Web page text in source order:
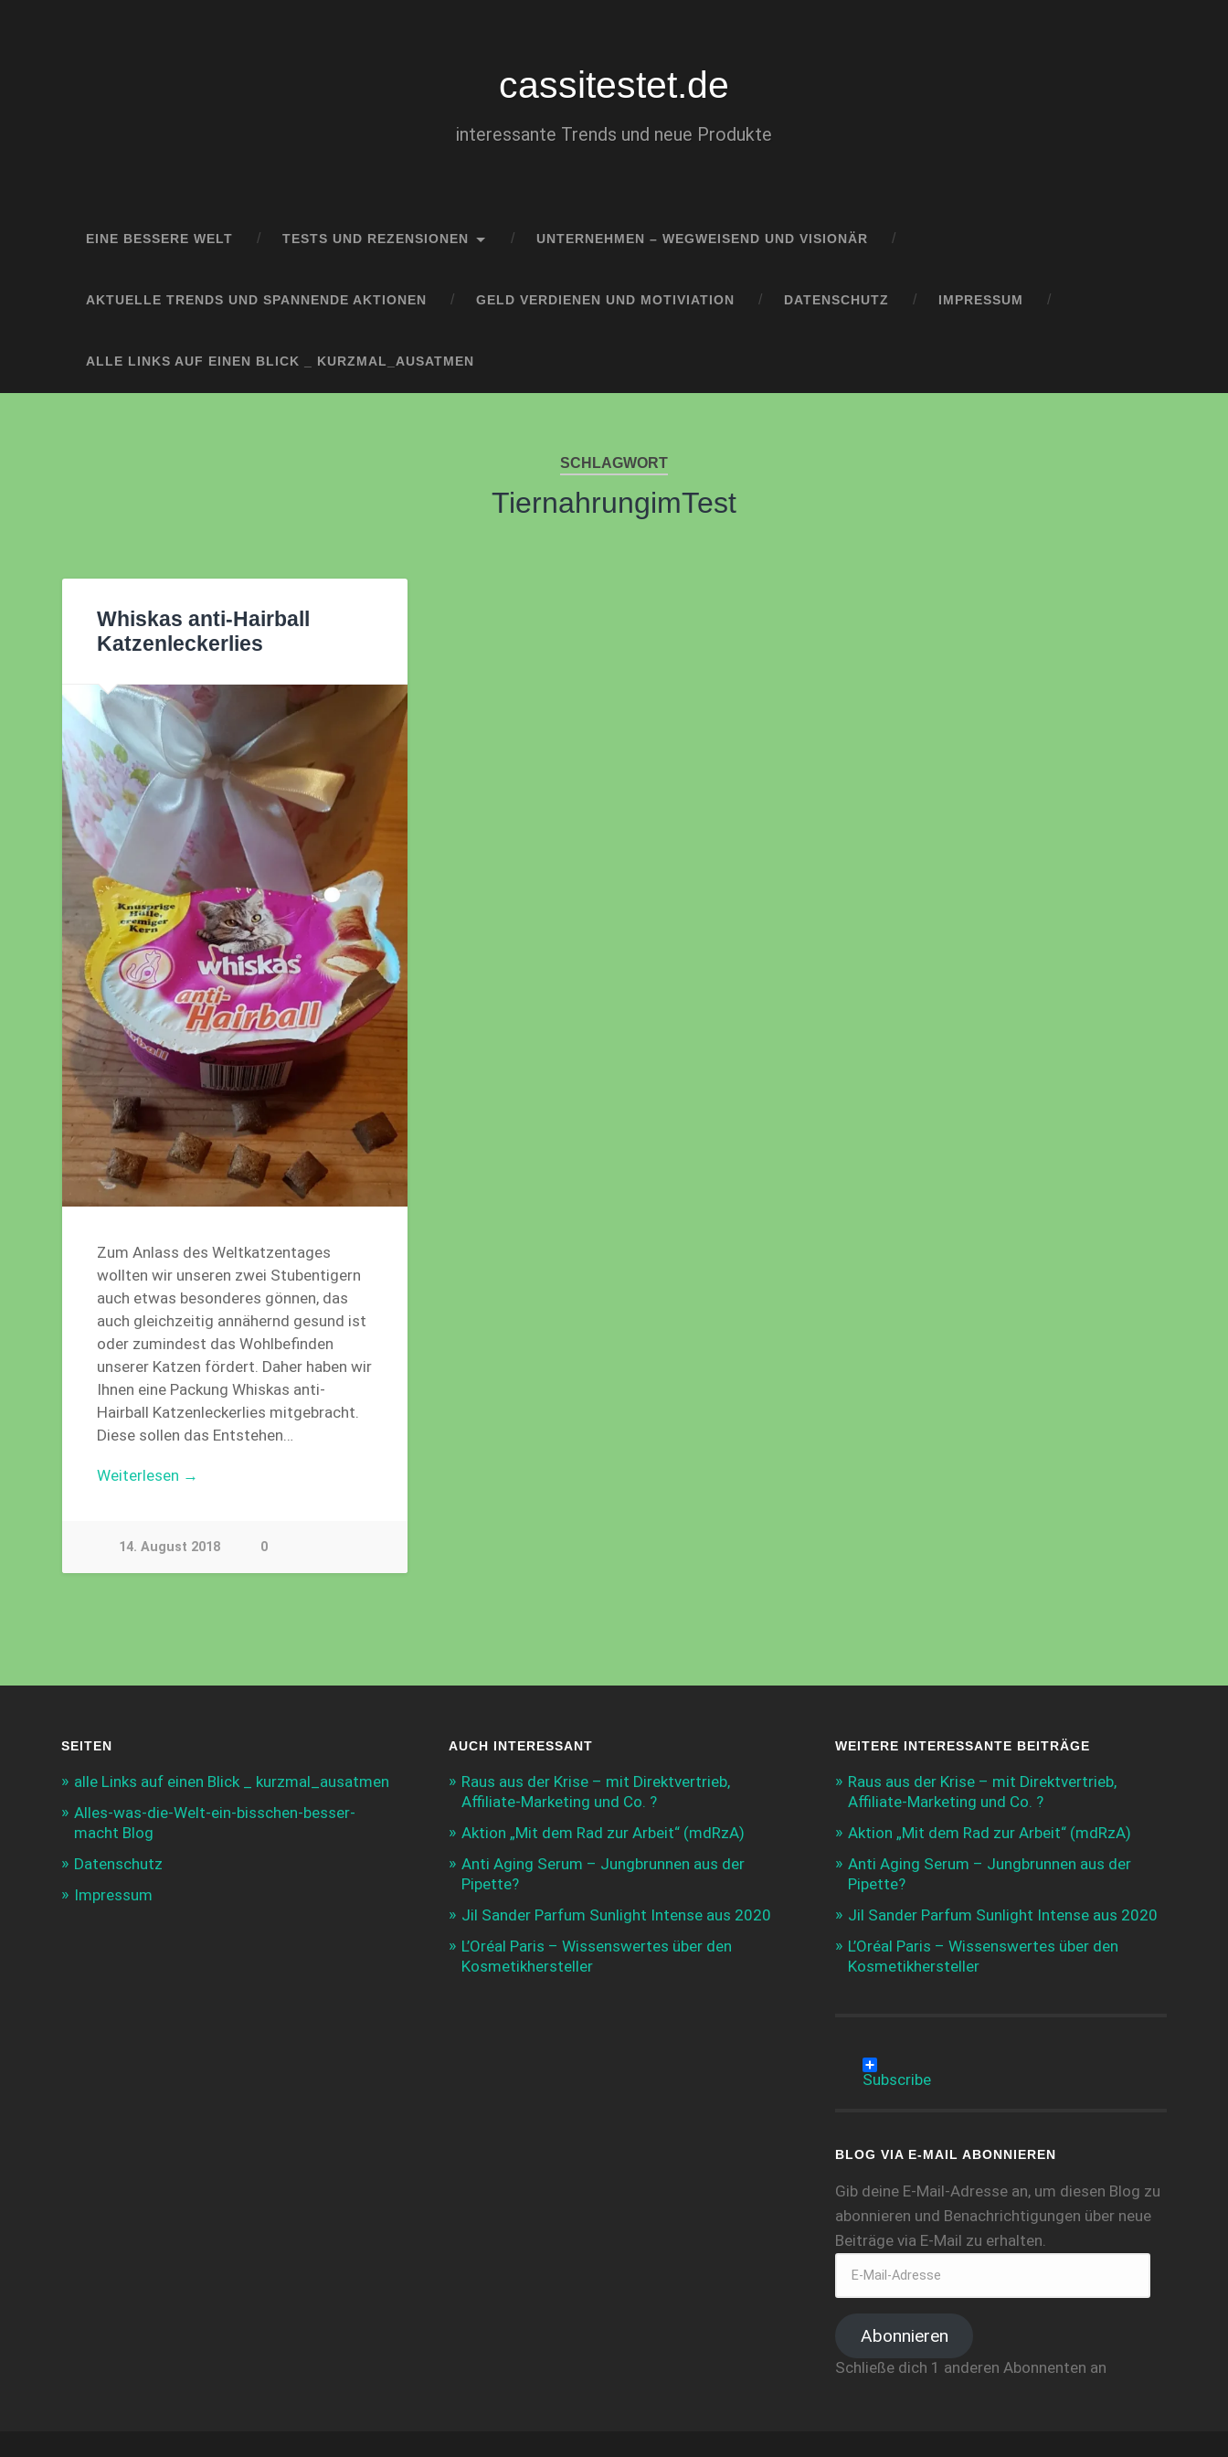
cassitestet.de
interessante Trends und neue Produkte
EINE BESSERE WELT TESTS UND REZENSIONEN UNTERNEHMEN – WEGWEISEND UND VISIONÄR
AKTUELLE TRENDS UND SPANNENDE AKTIONEN GELD VERDIENEN UND MOTIVIATION DATENSCHUTZ IMPRESSUM
ALLE LINKS AUF EINEN BLICK _ KURZMAL_AUSATMEN
SCHLAGWORT
TiernahrungimTest
Whiskas anti-Hairball
Katzenleckerlies
Zum Anlass des Weltkatzentages
wollten wir unseren zwei Stubentigern
auch etwas besonderes gönnen, das
auch gleichzeitig annähernd gesund ist
oder zumindest das Wohlbefinden
unserer Katzen fördert. Daher haben wir
Ihnen eine Packung Whiskas anti-
Hairball Katzenleckerlies mitgebracht.
Diese sollen das Entstehen…
Weiterlesen →
14. August 2018 0
SEITEN
alle Links auf einen Blick _ kurzmal_ausatmen
Alles-was-die-Welt-ein-bisschen-besser-
macht Blog
Datenschutz
Impressum
AUCH INTERESSANT
Raus aus der Krise – mit Direktvertrieb,
Affiliate-Marketing und Co. ?
Aktion „Mit dem Rad zur Arbeit“ (mdRzA)
Anti Aging Serum – Jungbrunnen aus der
Pipette?
Jil Sander Parfum Sunlight Intense aus 2020
L’Oréal Paris – Wissenswertes über den
Kosmetikhersteller
WEITERE INTERESSANTE BEITRÄGE
Raus aus der Krise – mit Direktvertrieb,
Affiliate-Marketing und Co. ?
Aktion „Mit dem Rad zur Arbeit“ (mdRzA)
Anti Aging Serum – Jungbrunnen aus der
Pipette?
Jil Sander Parfum Sunlight Intense aus 2020
L’Oréal Paris – Wissenswertes über den
Kosmetikhersteller
Subscribe
BLOG VIA E-MAIL ABONNIEREN
Gib deine E-Mail-Adresse an, um diesen Blog zu
abonnieren und Benachrichtigungen über neue
Beiträge via E-Mail zu erhalten.
Abonnieren
Schließe dich 1 anderen Abonnenten an